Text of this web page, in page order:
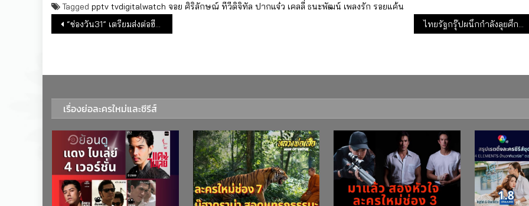
Tagged pptv tvdigitalwatch จอย ศิริลักษณ์ ทีวีดิจิทัล ปากแจ๋ว เคลลี่ ธนะพัฒน์ เพลงรัก รอยแค้น
แนะแนวเรื่อง
“ช่องวัน31” เตรียมส่งต่อฮีโรพลังพันธุ์ “ข้าวเหนียวทองคำ” ไทยรัฐกรุ๊ปผนึกกำลังลุยศึกเลือกตั้งใหญ่ “เลือกตั้ง 66 #เริ่มใหม่ไทยแลนด์ กับไทยรัฐ”
เรื่องย่อละครใหม่และซีรีส์